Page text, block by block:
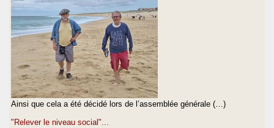
Ainsi que cela a été décidé lors de l’assemblée générale (…)
"Relever le niveau social"...